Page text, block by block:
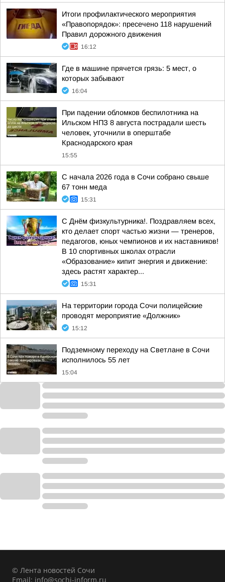
Итоги профилактического мероприятия
«Правопорядок»: пресечено 118 нарушений
Правил дорожного движения
16:12
Где в машине прячется грязь: 5 мест, о
которых забывают
16:04
При падении обломков беспилотника на
Ильском НПЗ 8 августа пострадали шесть
человек, уточнили в оперштабе
Краснодарского края
15:55
С начала 2026 года в Сочи собрано свыше
67 тонн меда
15:31
С Днём физкультурника!. Поздравляем всех,
кто делает спорт частью жизни — тренеров,
педагогов, юных чемпионов и их наставников!
В 10 спортивных школах отрасли
«Образование» кипит энергия и движение:
здесь растят характер...
15:31
На территории города Сочи полицейские
проводят мероприятие «Должник»
15:12
Подземному переходу на Светлане в Сочи
исполнилось 55 лет
15:04
© Лента новостей Сочи
Email: info@sochi-inform.ru